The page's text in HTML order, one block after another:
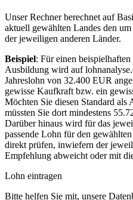
Unser Rechner berechnet auf
aktuell gewählten Landes den
der jeweiligen anderen Länder.
Beispiel: Für einen
Ausbildung wird auf
Jahreslohn von 32.400 EUR
gewisse Kaufkraft bzw. ein
Möchten Sie diesen Standard als
müssten Sie dort mindestens
Darüber hinaus wird für das
passende Lohn für den
direkt prüfen, inwiefern der
Empfehlung abweicht oder mit
Lohn eintragen
Bitte helfen Sie mit, unsere